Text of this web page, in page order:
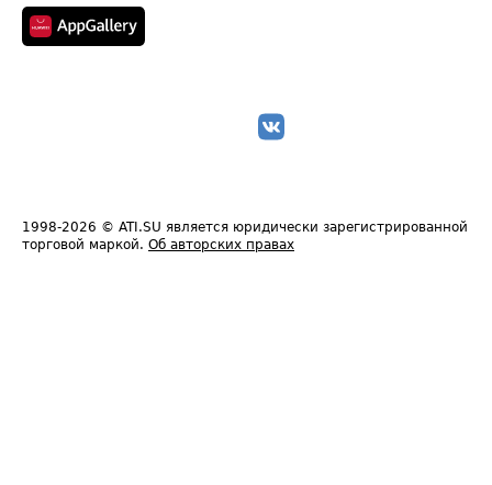
1998-2026 © ATI.SU является юридически зарегистрированной
торговой маркой. Об авторских правах